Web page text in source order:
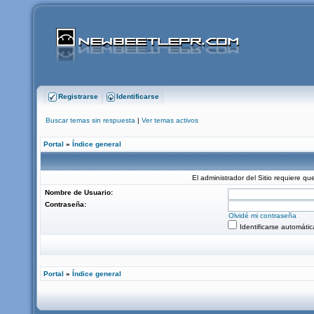
Registrarse Identificarse
Buscar temas sin respuesta | Ver temas activos
Portal » Índice general
El administrador del Sitio requiere
Nombre de Usuario:
Contraseña:
Olvidé mi contraseña
Identificarse
Portal » Índice general